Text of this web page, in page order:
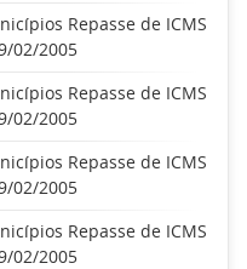
Repasse de ICMS
02/2005
Repasse de ICMS
02/2005
Repasse de ICMS
02/2005
Repasse de ICMS
02/2005